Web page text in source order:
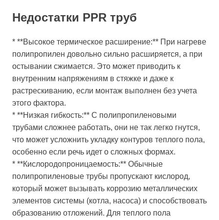
Недостатки PPR труб
* **Высокое термическое расширение:** При нагреве
полипропилен довольно сильно расширяется, а при
остывании сжимается. Это может приводить к
внутренним напряжениям в стяжке и даже к
растрескиванию, если монтаж выполнен без учета
этого фактора.
* **Низкая гибкость:** С полипропиленовыми
трубами сложнее работать, они не так легко гнутся,
что может усложнить укладку контуров теплого пола,
особенно если речь идет о сложных формах.
* **Кислородопроницаемость:** Обычные
полипропиленовые трубы пропускают кислород,
который может вызывать коррозию металлических
элементов системы (котла, насоса) и способствовать
образованию отложений. Для теплого пола